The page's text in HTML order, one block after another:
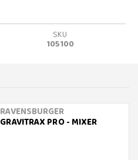
SKU
105100
RAVENSBURGER
GRAVITRAX PRO - MIXER